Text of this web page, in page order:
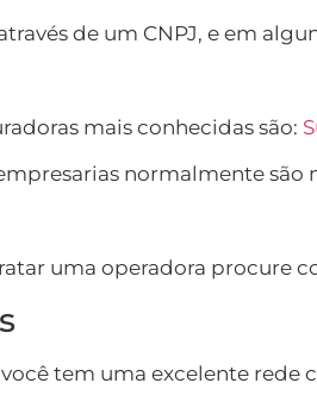
de um CNPJ, e em
mais conhecidas são:
normalmente
uma operadora procure
tem uma excelente